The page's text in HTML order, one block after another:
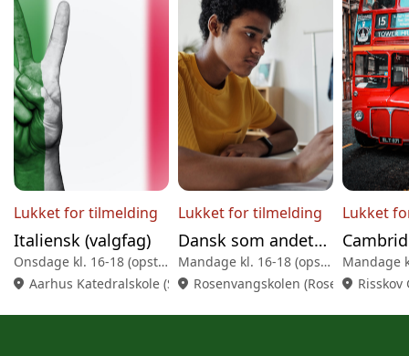
Lukket for tilmelding
Italiensk (valgfag)
Onsdage kl. 16-18 (opstart uge 36)
location_on Aarhus Katedralskole (Skolegyde 1, 8000 Aarhus C)
Lukket for tilmelding
Dansk som andetsprog - Booster (valgfag)
Mandage kl. 16-18 (opstart uge 37)
location_on Rosenvangskolen (Rosenvangs
Lukket
location_on